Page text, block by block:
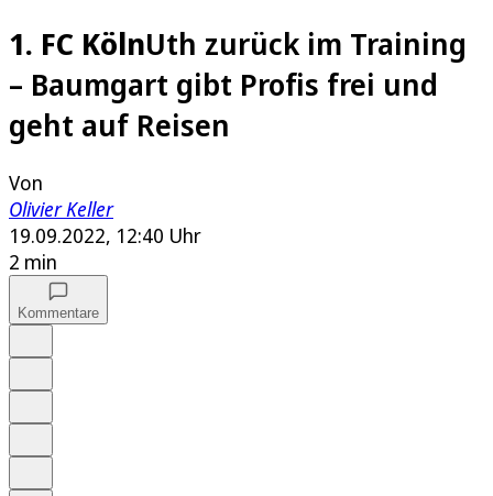
1. FC KölnUth zurück im Training
– Baumgart gibt Profis frei und
geht auf Reisen
Von
Olivier Keller
19.09.2022, 12:40 Uhr
2 min
Kommentare